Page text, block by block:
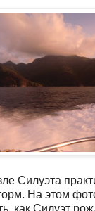
Силуэта
На этом
как Силуэт